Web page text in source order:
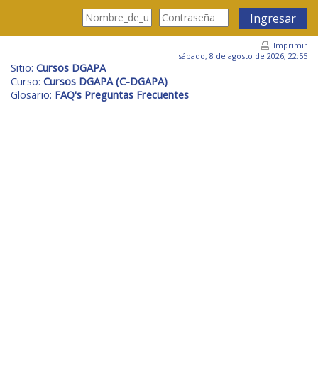
Saltar al contenido principal
Ingresar
Imprimir
sábado, 8 de agosto de 2026, 22:55
Sitio: Cursos DGAPA
Curso: Cursos DGAPA (C-DGAPA)
Glosario: FAQ's Preguntas Frecuentes